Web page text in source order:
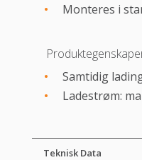
Monteres i
Samtidig
Ladestrøm:
Teknisk Data